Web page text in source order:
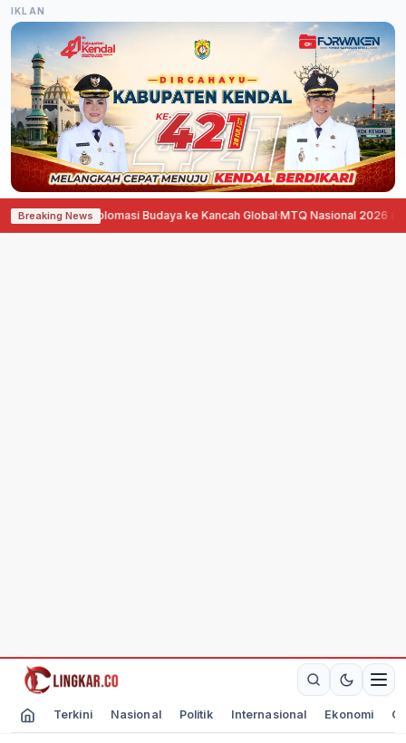
IKLAN
Breaking News
Diplomasi Budaya ke Kancah Global·MTQ Nasional 2026 di Jawa
Terkini Nasional Politik Internasional Ekonomi